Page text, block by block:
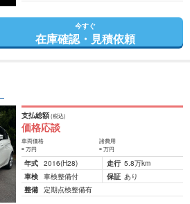
今すぐ
在庫確認・見積依頼
支払総額(税込)
価格応談
車両価格
-万円
諸費用
- 万円
年式 2016(H28) 走行 5.8万km
車検 車検整備付 保証 あり
整備 定期点検整備有